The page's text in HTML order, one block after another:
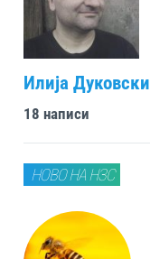
Илија Дуковски
18 написи
НОВО НА НЗС